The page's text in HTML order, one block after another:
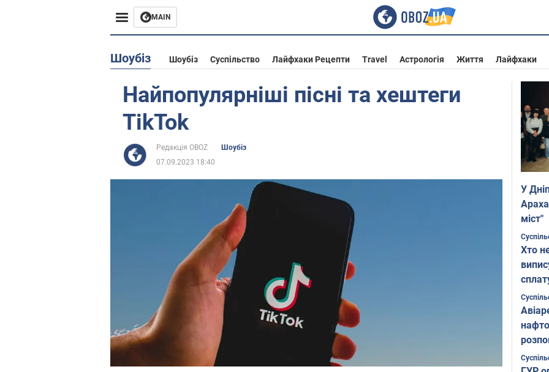
MAIN
Європа
Азія
Африка
Шоубіз Шоубіз Суспільство Лайфхаки Рецепти Travel Астрологія Життя Лайфхаки
Найпопулярніші пісні та хештеги
TikTok
Редакція OBOZ
Шоубіз
07.09.2023 18:40
У
міст"
Хто